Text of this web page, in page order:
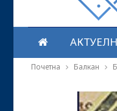
Почетна Балкан